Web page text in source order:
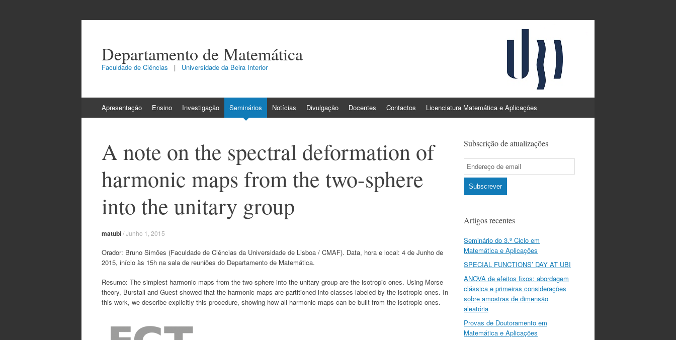
Departamento de Matemática
Faculdade de Ciências | Universidade da Beira Interior
to
Apresentação Ensino Investigação Seminários Notícias Divulgação Docentes Contactos Licenciatura Matemática e Aplicações
A note on the spectral deformation of
harmonic maps from the two-sphere
into the unitary group
matubi/Junho 1, 2015
Orador: Bruno Simões (Faculdade de Ciências da Universidade de Lisboa / CMAF). Data, hora e local: 4 de Junho de
2015, início às 15h na sala de reuniões do Departamento de Matemática.
Resumo: The simplest harmonic maps from the two sphere into the unitary group are the isotropic ones. Using Morse
theory, Burstall and Guest showed that the harmonic maps are partitioned into classes labeled by the isotropic ones. In
this work, we describe explicitly this procedure, showing how all harmonic maps can be built from the isotropic ones.
Subscrição de atualizações
Email
Subscription
Subscrever
Artigos recentes
Seminário do 3.º Ciclo em
Matemática e Aplicações
SPECIAL FUNCTIONS’ DAY AT UBI
ANOVA de efeitos fixos: abordagem
clássica e primeiras considerações
sobre amostras de dimensão
aleatória
Provas de Doutoramento em
Matemática e Aplicações